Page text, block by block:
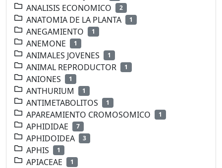
ANALISIS ECONOMICO 2
ANATOMIA DE LA PLANTA 1
ANEGAMIENTO 1
ANEMONE 1
ANIMALES JOVENES 1
ANIMAL REPRODUCTOR 1
ANIONES 1
ANTHURIUM 1
ANTIMETABOLITOS 1
APAREAMIENTO CROMOSOMICO 1
APHIDIDAE 7
APHIDOIDEA 3
APHIS 1
APIACEAE 1